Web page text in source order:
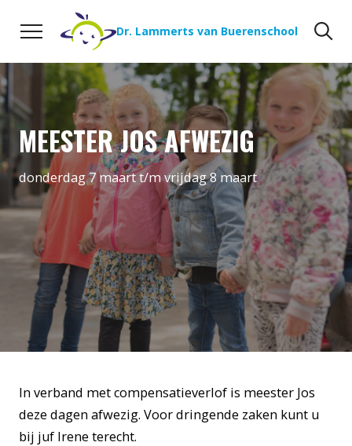
Naar de inhoud
Dr. Lammerts van Buerenschool
MEESTER JOS AFWEZIG
donderdag 7 maart t/m vrijdag 8 maart
In verband met compensatieverlof is meester Jos
deze dagen afwezig. Voor dringende zaken kunt u
bij juf Irene terecht.